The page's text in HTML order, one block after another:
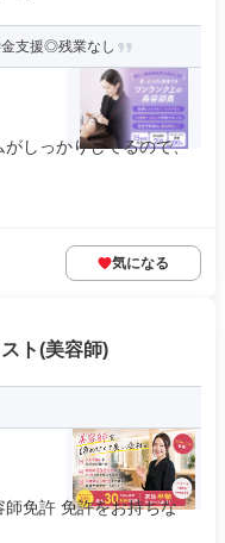
支援◎残業なし
しっかりしてるので、
気になる
ト(美容師)
免許 免許をお持ちな